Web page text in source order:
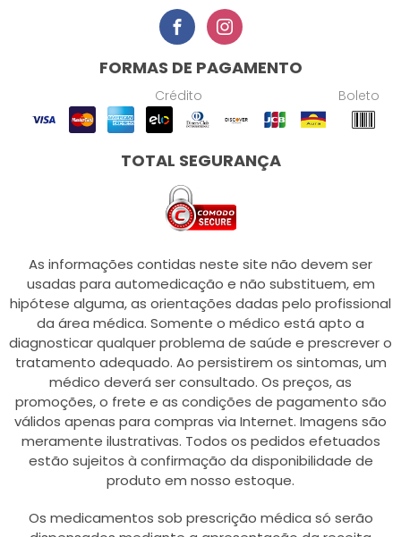
FORMAS DE PAGAMENTO
Crédito Boleto
TOTAL SEGURANÇA
As informações contidas neste site não devem ser
usadas para automedicação e não substituem, em
hipótese alguma, as orientações dadas pelo profissional
da área médica. Somente o médico está apto a
diagnosticar qualquer problema de saúde e prescrever o
tratamento adequado. Ao persistirem os sintomas, um
médico deverá ser consultado. Os preços, as
promoções, o frete e as condições de pagamento são
válidos apenas para compras via Internet. Imagens são
meramente ilustrativas. Todos os pedidos efetuados
estão sujeitos à confirmação da disponibilidade de
produto em nosso estoque.
Os medicamentos sob prescrição médica só serão